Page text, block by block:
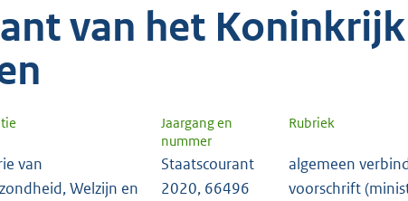
van het
Jaargang en
nummer
Rubriek
van
Welzijn en
Staatscourant
2020, 66496
algemeen
voorschrift